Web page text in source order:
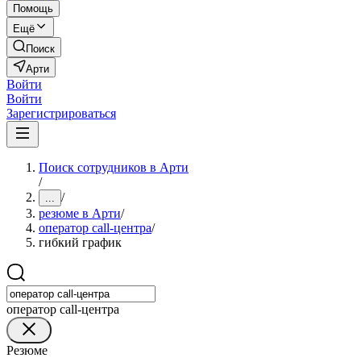
Помощь
Ещё
Поиск
Арти
Войти
Войти
Зарегистрироваться
Поиск сотрудников в Арти
/
... /
резюме в Арти/
оператор cаll-центра/
гибкий график
оператор call-центра
Резюме